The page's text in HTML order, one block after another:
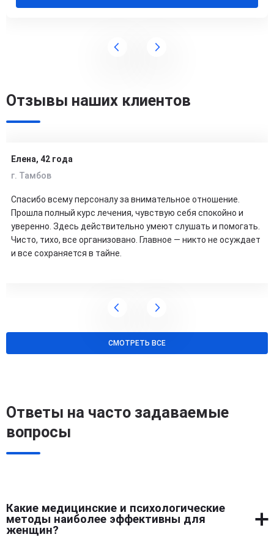
Отзывы наших клиентов
Елена, 42 года
г. Тамбов
Спасибо всему персоналу за внимательное отношение.
Прошла полный курс лечения, чувствую себя спокойно и
уверенно. Здесь действительно умеют слушать и помогать.
Чисто, тихо, все организовано. Главное — никто не осуждает
и все сохраняется в тайне.
СМОТРЕТЬ ВСЕ
Ответы на часто задаваемые
вопросы
Какие медицинские и психологические
методы наиболее эффективны для
женщин?